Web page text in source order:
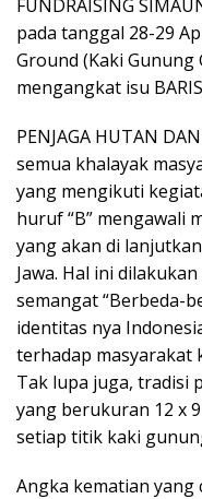
FUNDRAISING
pada tanggal 28-29
Ground (Kaki Gunung
mengangkat isu
PENJAGA HUTAN
semua khalayak
yang mengikuti
huruf “B” mengawali
yang akan di
Jawa. Hal ini
semangat “Berbeda-
identitas nya
terhadap masyarakat
Tak lupa juga, tradisi
yang berukuran 12 x
setiap titik kaki
Angka kematian